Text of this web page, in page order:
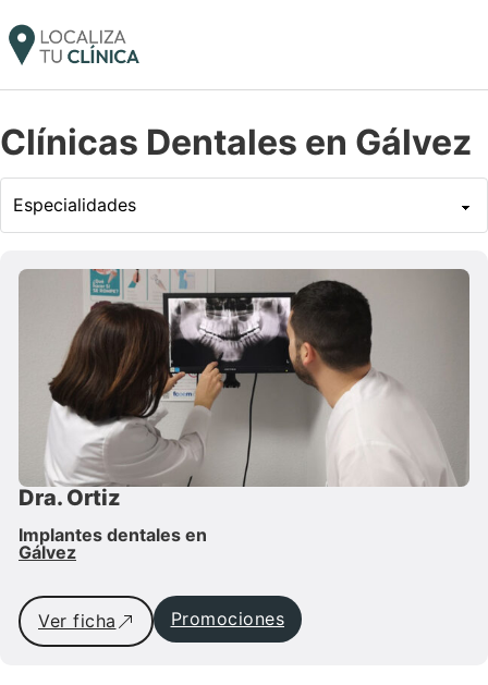
Clínicas Dentales en Gálvez
Dra. Ortiz
Implantes dentales en
Gálvez
Ver ficha Promociones